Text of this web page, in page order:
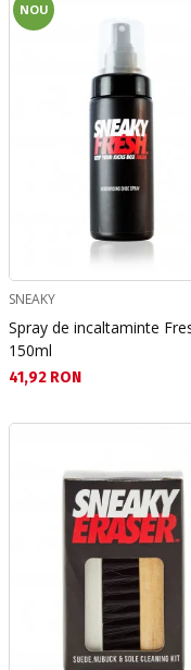
NOU
SNEAKY
Spray de incaltaminte
150ml
Текуща цена:
41,92 RON